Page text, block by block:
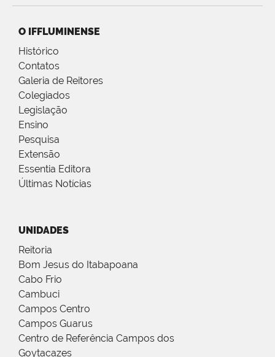
O IFFLUMINENSE
Histórico
Contatos
Galeria de Reitores
Colegiados
Legislação
Ensino
Pesquisa
Extensão
Essentia Editora
Últimas Notícias
UNIDADES
Reitoria
Bom Jesus do Itabapoana
Cabo Frio
Cambuci
Campos Centro
Campos Guarus
Centro de Referência Campos dos
Goytacazes